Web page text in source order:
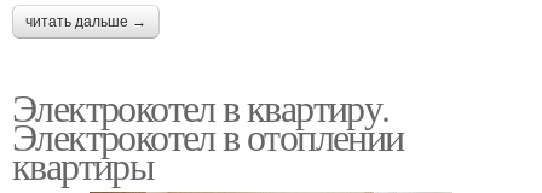
читать дальше →
Электрокотел в квартиру.
Электрокотел в отоплении
квартиры